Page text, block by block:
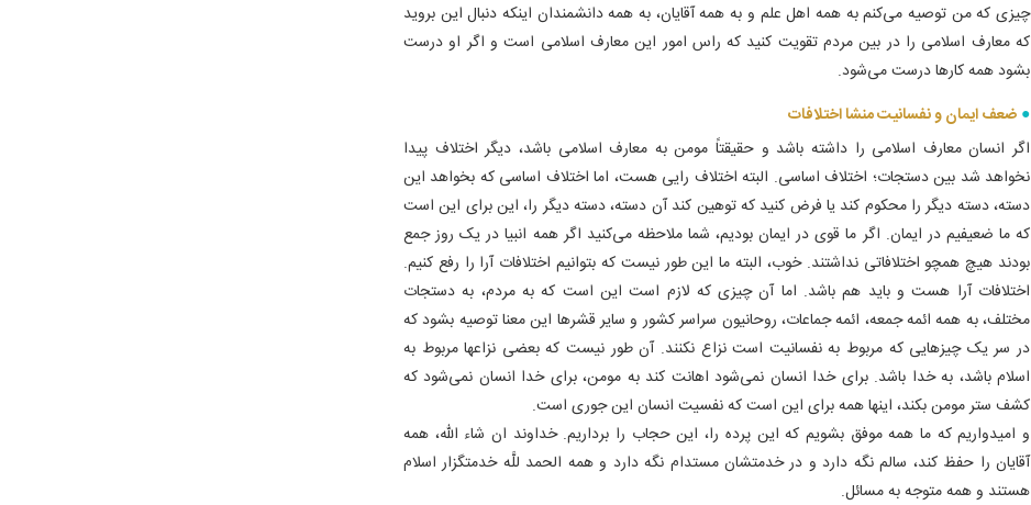
چیزی که من توصیه می‌کنم به همه اهل علم و به همه آقایان، به همه دانشمندان اینکه دنبال این بروید
که معارف اسلامی را در بین مردم تقویت کنید که راس امور این معارف اسلامی است و اگر او درست
بشود همه کارها درست می‌شود.
ضعف ایمان و نفسانیت منشا اختلافات‌
اگر انسان معارف اسلامی را داشته باشد و حقیقتاً مومن به معارف اسلامی باشد، دیگر اختلاف پیدا
نخواهد شد بین دستجات؛ اختلاف اساسی. البته اختلاف رایی هست، اما اختلاف اساسی که بخواهد این
دسته، دسته دیگر را محکوم کند یا فرض کنید که توهین کند آن دسته، دسته دیگر را، این برای این است
که ما ضعیفیم در ایمان. اگر ما قوی در ایمان بودیم، شما ملاحظه می‌کنید اگر همه انبیا در یک روز جمع
بودند هیچ همچو اختلافاتی نداشتند. خوب، البته ما این طور نیست که بتوانیم اختلافات آرا را رفع کنیم.
اختلافات آرا هست و باید هم باشد. اما آن چیزی که لازم است این است که به مردم، به دستجات
مختلف، به همه ائمه جمعه، ائمه جماعات، روحانیون سراسر کشور و سایر قشرها این معنا توصیه بشود که
در سر یک چیزهایی که مربوط به نفسانیت است نزاع نکنند. آن طور نیست که بعضی نزاعها مربوط به
اسلام باشد، به خدا باشد. برای خدا انسان نمی‌شود اهانت کند به مومن، برای خدا انسان نمی‌شود که
کشف ستر مومن بکند، اینها همه برای این است که نفسیت انسان این جوری است.
و امیدواریم که ما همه موفق بشویم که این پرده را، این حجاب را برداریم. خداوند ان شاء الله، همه
آقایان را حفظ کند، سالم نگه دارد و در خدمتشان مستدام نگه دارد و همه الحمد للَّه خدمتگزار اسلام
هستند و همه متوجه به مسائل.